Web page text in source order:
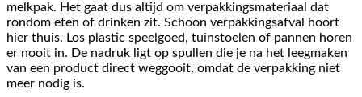
melkpak. Het gaat dus altijd om verpakkingsmateriaal dat
rondom eten of drinken zit. Schoon verpakkingsafval hoort
hier thuis. Los plastic speelgoed, tuinstoelen of pannen horen
er nooit in. De nadruk ligt op spullen die je na het leegmaken
van een product direct weggooit, omdat de verpakking niet
meer nodig is.